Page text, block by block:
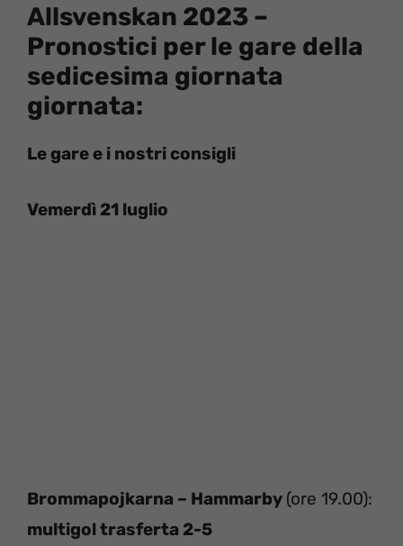
Allsvenskan 2023 –
Pronostici per le gare della
sedicesima giornata
giornata:
Le gare e i nostri consigli
Vemerdì 21 luglio
Brommapojkarna – Hammarby (ore 19.00):
multigol trasferta 2-5